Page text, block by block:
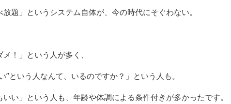
放題」というシステム自体が、今の時代にそぐわない。
！」という人が多く、
”という人なんて、いるのですか？」という人も。
い」という人も、年齢や体調による条件付きが多かったです。